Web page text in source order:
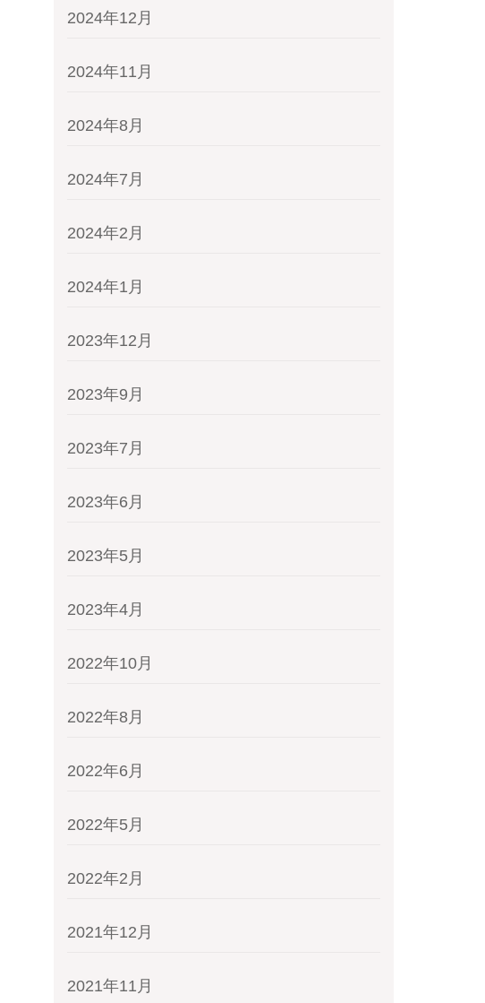
2024年12月
2024年11月
2024年8月
2024年7月
2024年2月
2024年1月
2023年12月
2023年9月
2023年7月
2023年6月
2023年5月
2023年4月
2022年10月
2022年8月
2022年6月
2022年5月
2022年2月
2021年12月
2021年11月